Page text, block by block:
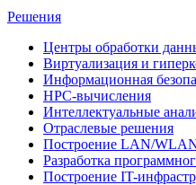
Решения
Центры обработки
Виртуализация и
Информационная
HPC-вычисления
Интеллектуальные
Отраслевые решения
Построение LAN/WLAN
Разработка
Построение IT-